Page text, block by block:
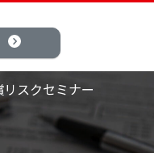
リスクセミナー